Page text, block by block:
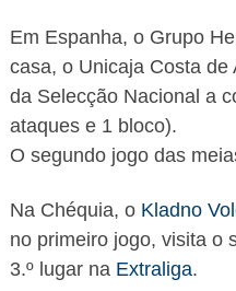
Em Espanha, o Grupo
casa, o Unicaja Costa
da Selecção Nacional a
ataques e 1 bloco).
O segundo jogo das
Na Chéquia, o Kladno
no primeiro jogo, visita o
3.º lugar na Extraliga.